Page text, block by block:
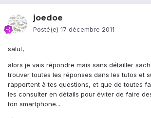
joedoe
Posté(e) 17 décembre 2011
salut,
alors je vais répondre mais sans détailler
trouver toutes les réponses dans les tutos et
rapportent à tes questions, et que de toutes
les consulter en détails pour éviter de faire
ton smartphone...